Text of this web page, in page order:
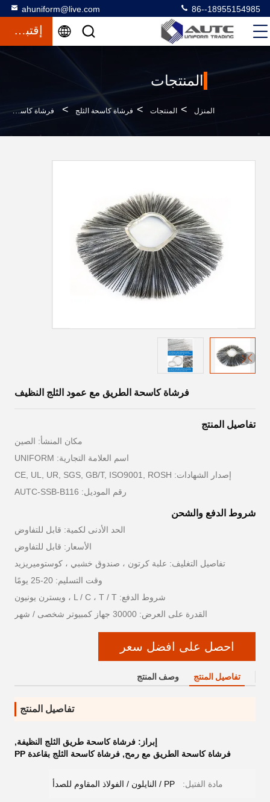
ahuniform@live.com 86--18955154985
إقتباس
المنتجات
المنزل > المنتجات > فرشاة كاسحة الثلج > فرشاة كاسحة الطريق مع عمود الثلج النظيف
فرشاة كاسحة الطريق مع عمود الثلج النظيف
تفاصيل المنتج
مكان المنشأ: الصين
اسم العلامة التجارية: UNIFORM
إصدار الشهادات: CE, UL, UR, SGS, GB/T, ISO9001, ROSH
رقم الموديل: AUTC-SSB-B116
شروط الدفع والشحن
الحد الأدنى لكمية: قابل للتفاوض
الأسعار: قابل للتفاوض
تفاصيل التغليف: علبة كرتون ، صندوق خشبي ، كوستوميريزيد
وقت التسليم: 20-25 يومًا
شروط الدفع: L / C ، T / T ، ويسترن يونيون
القدرة على العرض: 30000 جهاز كمبيوتر شخصى / شهر
احصل على افضل سعر
تفاصيل المنتج وصف المنتج
تفاصيل المنتج
إبراز: فرشاة كاسحة طريق الثلج النظيفة,
فرشاة كاسحة الطريق مع رمح, فرشاة كاسحة الثلج بقاعدة PP
مادة الفتيل: PP / النايلون / الفولاذ المقاوم للصدأ